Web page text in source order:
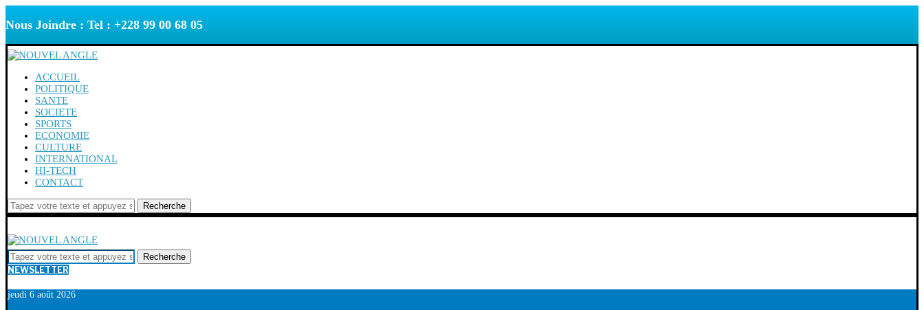
Nous Joindre : Tel : +228 99 00 68 05
ACCUEIL
POLITIQUE
SANTE
SOCIETE
SPORTS
ECONOMIE
CULTURE
INTERNATIONAL
HI-TECH
CONTACT
Recherche
Recherche
NEWSLETTER
jeudi 6 août 2026